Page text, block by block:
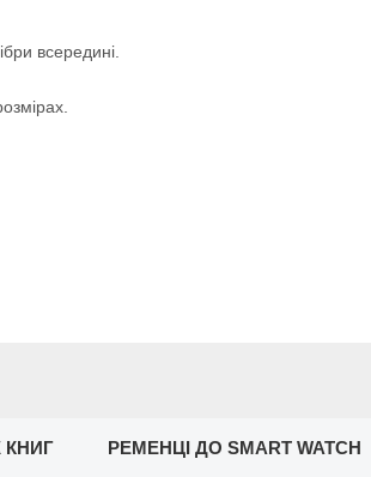
всередині.
КНИГ РЕМЕНЦІ ДО SMART WATCH